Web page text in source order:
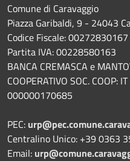
Comune di Caravaggio
Piazza Garibaldi, 9 - 24043
Codice Fiscale: 00272830167
Partita IVA: 00228580163
BANCA CREMASCA e
COOPERATIVO SOC. COOP:
000000170685
PEC:
Centralino Unico: +39 0363
Email: